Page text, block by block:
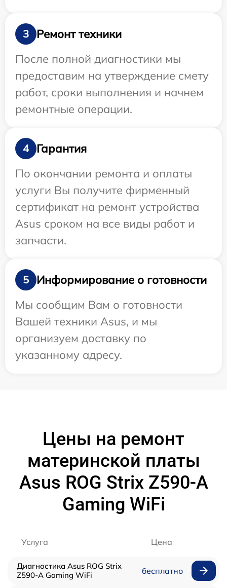
3
Ремонт техники
После полной диагностики мы
предоставим на утверждение смету
работ, сроки выполнения и начнем
ремонтные операции.
4
Гарантия
По окончании ремонта и оплаты
услуги Вы получите фирменный
сертификат на ремонт устройства
Asus сроком на все виды работ и
запчасти.
5
Информирование о готовности
Мы сообщим Вам о готовности
Вашей техники Asus, и мы
организуем доставку по
указанному адресу.
Цены на ремонт
материнской платы
Asus ROG Strix Z590-A
Gaming WiFi
Услуга Цена
Диагностика Asus ROG Strix
Z590-A Gaming WiFi
бесплатно